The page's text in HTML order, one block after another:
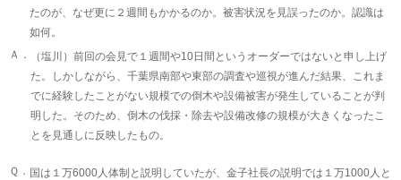
たのが、なぜ更に２週間もかかるのか。被害状況を見誤ったのか。認識は
如何。
Ａ．
（塩川）前回の会見で１週間や10日間というオーダーではないと申し上げ
た。しかしながら、千葉県南部や東部の調査や巡視が進んだ結果、これま
でに経験したことがない規模での倒木や設備被害が発生していることが判
明した。そのため、倒木の伐採・除去や設備改修の規模が大きくなったこ
とを見通しに反映したもの。
Ｑ． 国は１万6000人体制と説明していたが、金子社長の説明では１万1000人と